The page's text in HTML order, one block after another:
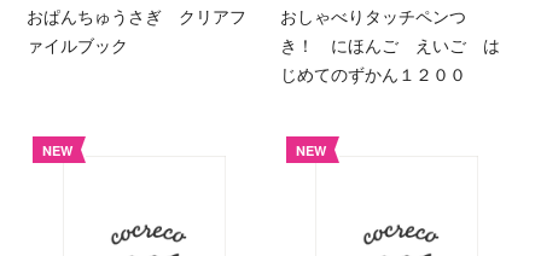
おぱんちゅうさぎ クリアフ
ァイルブック
おしゃべりタッチペンつ
き！ にほんご えいご は
じめてのずかん１２００
NEW NEW